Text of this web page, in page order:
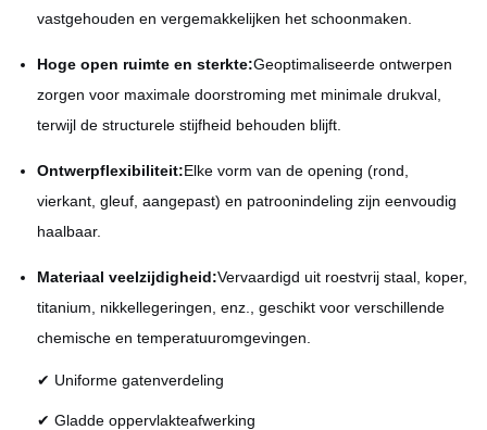
vastgehouden en vergemakkelijken het schoonmaken.
Hoge open ruimte en sterkte:Geoptimaliseerde ontwerpen
zorgen voor maximale doorstroming met minimale drukval,
terwijl de structurele stijfheid behouden blijft.
Ontwerpflexibiliteit:Elke vorm van de opening (rond,
vierkant, gleuf, aangepast) en patroonindeling zijn eenvoudig
haalbaar.
Materiaal veelzijdigheid:Vervaardigd uit roestvrij staal, koper,
titanium, nikkellegeringen, enz., geschikt voor verschillende
chemische en temperatuuromgevingen.
✔ Uniforme gatenverdeling
✔ Gladde oppervlakteafwerking